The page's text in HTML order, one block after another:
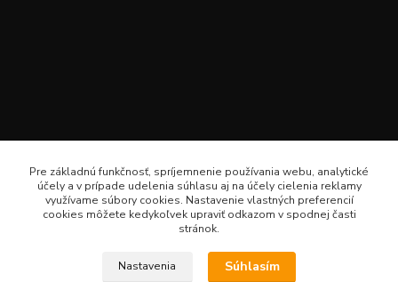
Pre základnú funkčnosť, spríjemnenie používania webu, analytické
účely a v prípade udelenia súhlasu aj na účely cielenia reklamy
využívame súbory cookies. Nastavenie vlastných preferencií
cookies môžete kedykoľvek upraviť odkazom v spodnej časti
stránok.
Nastavenia Súhlasím